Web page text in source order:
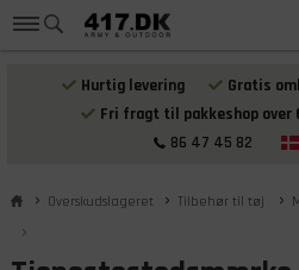
Hurtig levering Gratis
Fri fragt til pakkeshop over
86 47 45 82
Overskudslageret Tilbehør til tøj